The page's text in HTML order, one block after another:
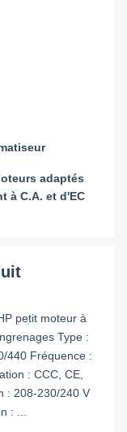
adaptés
à C.A. et d'EC
petit moteur à
Type :
440 Fréquence :
: CCC, CE,
: 208-230/240 V
: ...